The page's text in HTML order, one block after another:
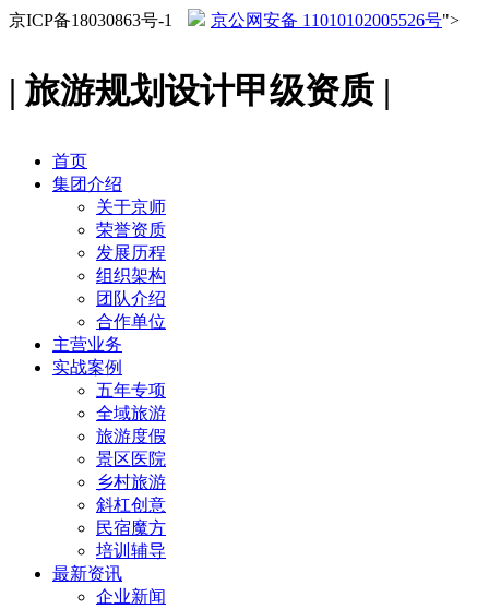
京ICP备18030863号-1 京公网安备 11010102005526号">
| 旅游规划设计甲级资质 |
首页
集团介绍
关于京师
荣誉资质
发展历程
组织架构
团队介绍
合作单位
主营业务
实战案例
五年专项
全域旅游
旅游度假
景区医院
乡村旅游
斜杠创意
民宿魔方
培训辅导
最新资讯
企业新闻